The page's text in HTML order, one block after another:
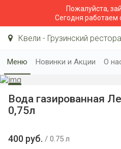
Пожалуйста,
Сегодня работаем
Квели - Грузинский
Меню Новинки и Акции О
Вода газированная
0,75л
400 руб. 0.75 л